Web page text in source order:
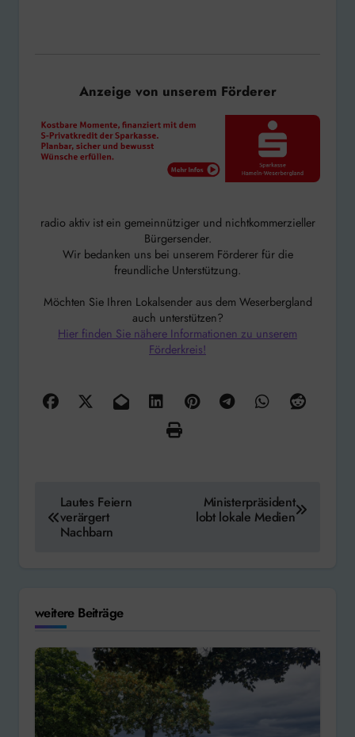
Anzeige von unserem Förderer
radio aktiv ist ein gemeinnütziger und nichtkommerzieller
Bürgersender.
Wir bedanken uns bei unserem Förderer für die
freundliche Unterstützung.
Möchten Sie Ihren Lokalsender aus dem Weserbergland
auch unterstützen?
Hier finden Sie nähere Informationen zu unserem
Förderkreis!
Lautes Feiern
verärgert
Nachbarn
Ministerpräsident
lobt lokale Medien
weitere Beiträge